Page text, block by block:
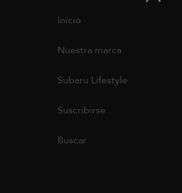
Inicio
Nuestra marca
Subaru Lifestyle
Suscribirse
Buscar